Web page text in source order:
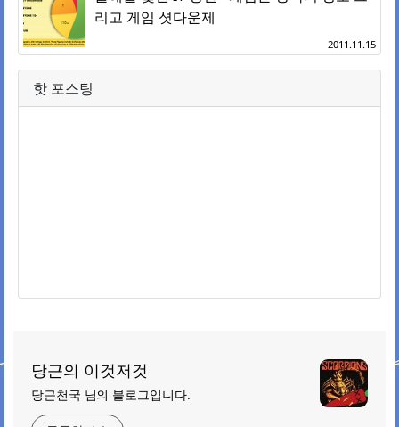
리고 게임 셧다운제
2011.11.15
핫 포스팅
당근의 이것저것
당근천국 님의 블로그입니다.